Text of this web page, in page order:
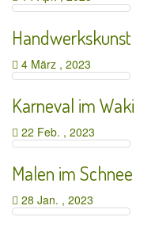
Handwerkskunst
4 März , 2023
Karneval im Waki
22 Feb. , 2023
Malen im Schnee
28 Jan. , 2023